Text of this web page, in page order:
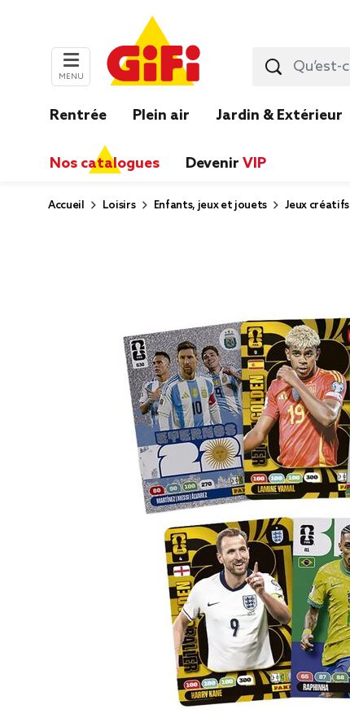
MENU
Rentrée Plein air Jardin & Extérieur
Nos catalogues Devenir VIP
Accueil Loisirs Enfants, jeux et jouets Jeux créatifs